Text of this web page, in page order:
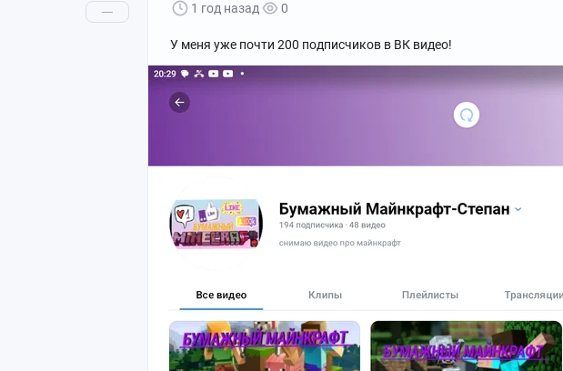
1 год назад 0
У меня уже почти 200 подписчиков в ВК видео!